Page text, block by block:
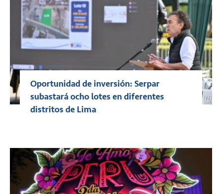
Oportunidad de inversión: Serpar
subastará ocho lotes en diferentes
distritos de Lima